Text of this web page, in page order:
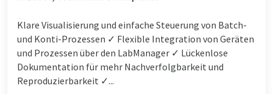
Klare Visualisierung und einfache Steuerung von Batch-
und Konti-Prozessen ✓ Flexible Integration von Geräten
und Prozessen über den LabManager ✓ Lückenlose
Dokumentation für mehr Nachverfolgbarkeit und
Reproduzierbarkeit ✓...